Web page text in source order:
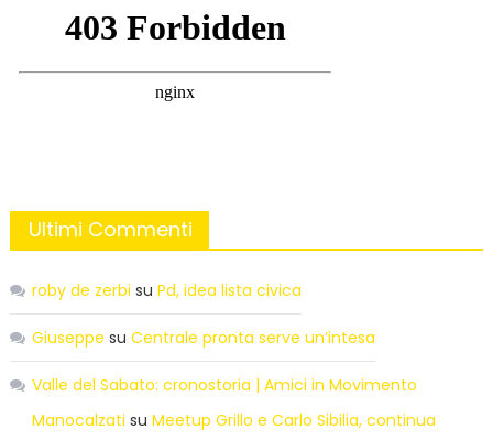
Ultimi Commenti
roby de zerbi su Pd, idea lista civica
Giuseppe su Centrale pronta serve un’intesa
Valle del Sabato: cronostoria | Amici in Movimento
Manocalzati su Meetup Grillo e Carlo Sibilia, continua